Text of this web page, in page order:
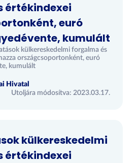
értékindexei
euró
kumulált
külkereskedelmi forgalma és
országcsoportonként, euró
kumulált
Hivatal
Utoljára módosítva: 2023.03.17.
külkereskedelmi
értékindexei